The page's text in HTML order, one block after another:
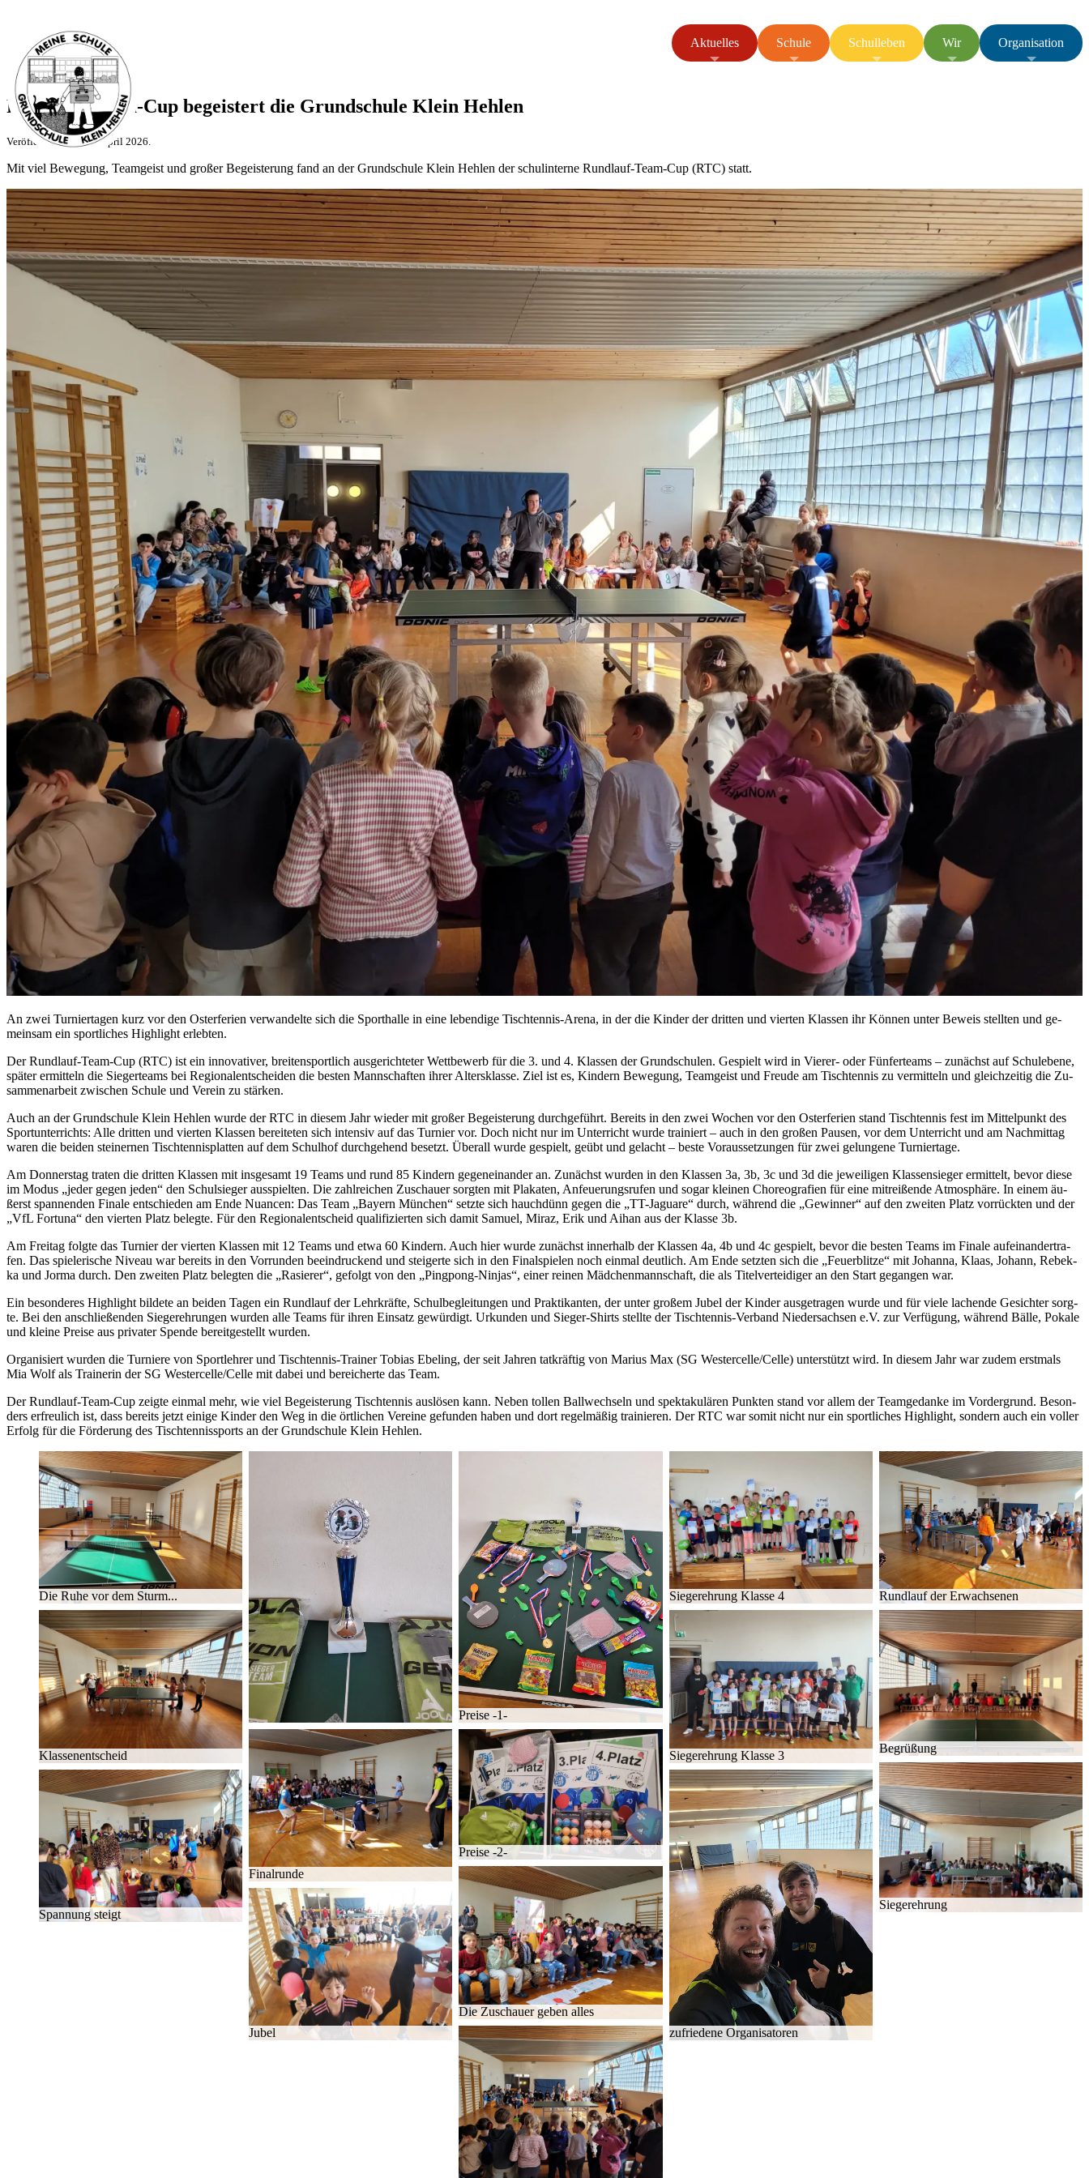
Aktuelles Schule Schulleben Wir Organisation
Rundlauf-Team-Cup begeistert die Grundschule Klein Hehlen
Veröffentlicht am 25. April 2026.
Mit viel Bewegung, Teamgeist und großer Begeisterung fand an der Grundschule Klein Hehlen der schulinterne Rundlauf-Team-Cup (RTC) statt.
An zwei Tur­nier­ta­gen kurz vor den Os­ter­fe­ri­en ver­wan­del­te sich die Sport­hal­le in eine le­ben­di­ge Tisch­ten­nis-Are­na, in der die Kin­der der drit­ten und vier­ten Klas­sen ihr Kön­nen un­ter Be­weis stell­ten und ge­
mein­sam ein sport­li­ches High­light er­leb­ten.
Der Rund­lauf-Team-Cup (RTC) ist ein in­no­va­ti­ver, brei­ten­sport­lich aus­ge­rich­te­ter Wett­be­werb für die 3. und 4. Klas­sen der Grund­schu­len. Ge­spielt wird in Vie­rer- oder Fün­fer­teams – zu­nächst auf Schul­ebe­ne,
spä­ter er­mit­teln die Sie­ger­teams bei Re­gio­nal­ent­schei­den die bes­ten Mann­schaf­ten ih­rer Al­ters­klas­se. Ziel ist es, Kin­dern Be­we­gung, Team­geist und Freu­de am Tisch­ten­nis zu ver­mit­teln und gleich­zei­tig die Zu­
sam­men­ar­beit zwi­schen Schu­le und Ver­ein zu stär­ken.
Auch an der Grund­schu­le Klein Heh­len wur­de der RTC in die­sem Jahr wie­der mit gro­ßer Be­geis­te­rung durch­ge­führt. Be­reits in den zwei Wo­chen vor den Os­ter­fe­ri­en stand Tisch­ten­nis fest im Mit­tel­punkt des
Sport­un­ter­richts: Alle drit­ten und vier­ten Klas­sen be­rei­te­ten sich in­ten­siv auf das Tur­nier vor. Doch nicht nur im Un­ter­richt wur­de trai­niert – auch in den gro­ßen Pau­sen, vor dem Un­ter­richt und am Nach­mit­tag
wa­ren die bei­den stei­ner­nen Tisch­ten­nis­plat­ten auf dem Schul­hof durch­ge­hend be­setzt. Über­all wur­de ge­spielt, ge­übt und ge­lacht – bes­te Vor­aus­set­zun­gen für zwei ge­lun­ge­ne Tur­nier­ta­ge.
Am Don­ners­tag tra­ten die drit­ten Klas­sen mit ins­ge­samt 19 Teams und rund 85 Kin­dern ge­gen­ein­an­der an. Zu­nächst wur­den in den Klas­sen 3a, 3b, 3c und 3d die je­wei­li­gen Klas­sen­sie­ger er­mit­telt, be­vor die­se
im Mo­dus „je­der ge­gen je­den“ den Schul­sie­ger aus­spiel­ten. Die zahl­rei­chen Zu­schau­er sorg­ten mit Pla­ka­ten, An­feue­rungs­ru­fen und so­gar klei­nen Cho­reo­gra­fien für eine mit­rei­ßen­de At­mo­sphä­re. In ei­nem äu­
ßerst span­nen­den Fi­na­le ent­schie­den am Ende Nu­an­cen: Das Team „Bay­ern Mün­chen“ setz­te sich hauch­dünn ge­gen die „TT-Ja­gua­re“ durch, wäh­rend die „Ge­win­ner“ auf den zwei­ten Platz vor­rück­ten und der
„VfL For­tu­na“ den vier­ten Platz be­leg­te. Für den Re­gio­nal­ent­scheid qua­li­fi­zier­ten sich da­mit Sa­mu­el, Mi­raz, Erik und Ai­han aus der Klas­se 3b.
Am Frei­tag folg­te das Tur­nier der vier­ten Klas­sen mit 12 Teams und etwa 60 Kin­dern. Auch hier wur­de zu­nächst in­ner­halb der Klas­sen 4a, 4b und 4c ge­spielt, be­vor die bes­ten Teams im Fi­na­le auf­ein­an­der­tra­
fen. Das spie­le­ri­sche Ni­veau war be­reits in den Vor­run­den be­ein­dru­ckend und stei­ger­te sich in den Fi­nal­spie­len noch ein­mal deut­lich. Am Ende setz­ten sich die „Feu­er­blit­ze“ mit Jo­han­na, Klaas, Jo­hann, Re­bek­
ka und Jor­ma durch. Den zwei­ten Platz be­leg­ten die „Ra­sie­rer“, ge­folgt von den „Ping­pong-Nin­jas“, ei­ner rei­nen Mäd­chen­mann­schaft, die als Ti­tel­ver­tei­di­ger an den Start ge­gan­gen war.
Ein be­son­de­res High­light bil­de­te an bei­den Ta­gen ein Rund­lauf der Lehr­kräf­te, Schul­be­glei­tun­gen und Prak­ti­kan­ten, der un­ter gro­ßem Ju­bel der Kin­der aus­ge­tra­gen wur­de und für vie­le la­chen­de Ge­sich­ter sorg­
te. Bei den an­schlie­ßen­den Sie­ger­eh­run­gen wur­den alle Teams für ih­ren Ein­satz ge­wür­digt. Ur­kun­den und Sie­ger-Shirts stell­te der Tisch­ten­nis-Ver­band Nie­der­sach­sen e.V. zur Ver­fü­gung, wäh­rend Bäl­le, Po­ka­le
und klei­ne Prei­se aus pri­va­ter Spen­de be­reit­ge­stellt wur­den.
Or­ga­ni­siert wur­den die Tur­nie­re von Sport­leh­rer und Tisch­ten­nis-Trai­ner To­bi­as Ebe­l­ing, der seit Jah­ren tat­kräf­tig von Ma­ri­us Max (SG Wes­ter­cel­le/Cel­le) un­ter­stützt wird. In die­sem Jahr war zu­dem erst­mals
Mia Wolf als Trai­ne­rin der SG Wes­ter­cel­le/Cel­le mit da­bei und be­rei­cher­te das Team.
Der Rund­lauf-Team-Cup zeig­te ein­mal mehr, wie viel Be­geis­te­rung Tisch­ten­nis aus­lö­sen kann. Ne­ben tol­len Ball­wech­seln und spek­ta­ku­lä­ren Punk­ten stand vor al­lem der Team­ge­dan­ke im Vor­der­grund. Be­son­
ders er­freu­lich ist, dass be­reits jetzt ei­ni­ge Kin­der den Weg in die ört­li­chen Ver­ei­ne ge­fun­den ha­ben und dort re­gel­mä­ßig trai­nie­ren. Der RTC war so­mit nicht nur ein sport­li­ches High­light, son­dern auch ein vol­ler
Er­folg für die För­de­rung des Tisch­ten­nis­sports an der Grund­schu­le Klein Heh­len.
Die Ruhe vor dem Sturm...
Klas­sen­ent­scheid
Span­nung steigt
Fi­nal­run­de
Ju­bel
Prei­se -1-
Prei­se -2-
Die Zu­schau­er ge­ben al­les
Sie­ger­eh­rung Klas­se 4
Sie­ger­eh­rung Klas­se 3
zu­frie­de­ne Or­ga­ni­sa­to­ren
Rund­lauf der Er­wach­se­nen
Be­grü­ßung
Sie­ger­eh­rung